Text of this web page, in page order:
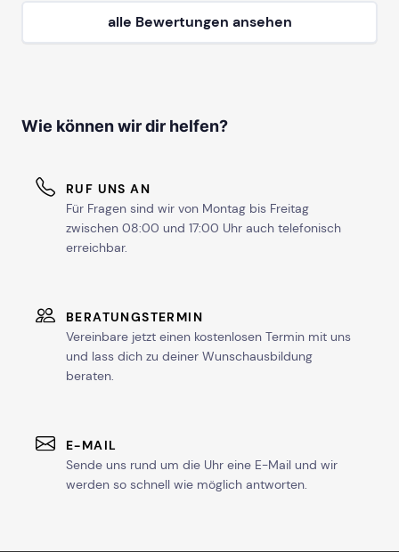
alle Bewertungen ansehen
Wie können wir dir helfen?
RUF UNS AN
Für Fragen sind wir von Montag bis Freitag
zwischen 08:00 und 17:00 Uhr auch telefonisch
erreichbar.
BERATUNGSTERMIN
Vereinbare jetzt einen kostenlosen Termin mit uns
und lass dich zu deiner Wunschausbildung
beraten.
E-MAIL
Sende uns rund um die Uhr eine E-Mail und wir
werden so schnell wie möglich antworten.